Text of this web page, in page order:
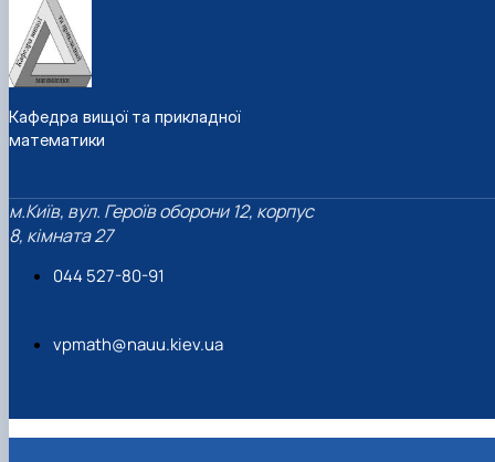
Кафедра вищої та прикладної
математики
м.Київ, вул. Героїв оборони 12, корпус
8, кімната 27
044 527-80-91
vpmath@nauu.kiev.ua